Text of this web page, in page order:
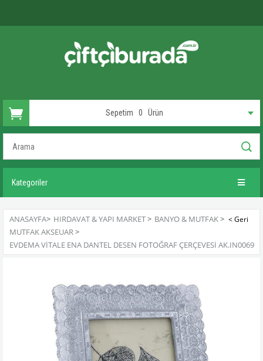
Sepetim 0 Ürün
Kategoriler
ANASAYFA> HIRDAVAT & YAPI MARKET> BANYO & MUTFAK>
MUTFAK AKSEUAR>
EVDEMA VITALE ENA DANTEL DESEN FOTOĞRAF ÇERÇEVESI AK.IN0069